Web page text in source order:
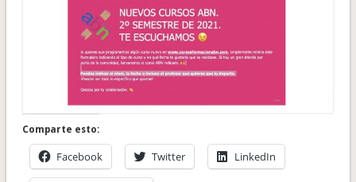
Comparte esto:
Facebook Twitter LinkedIn